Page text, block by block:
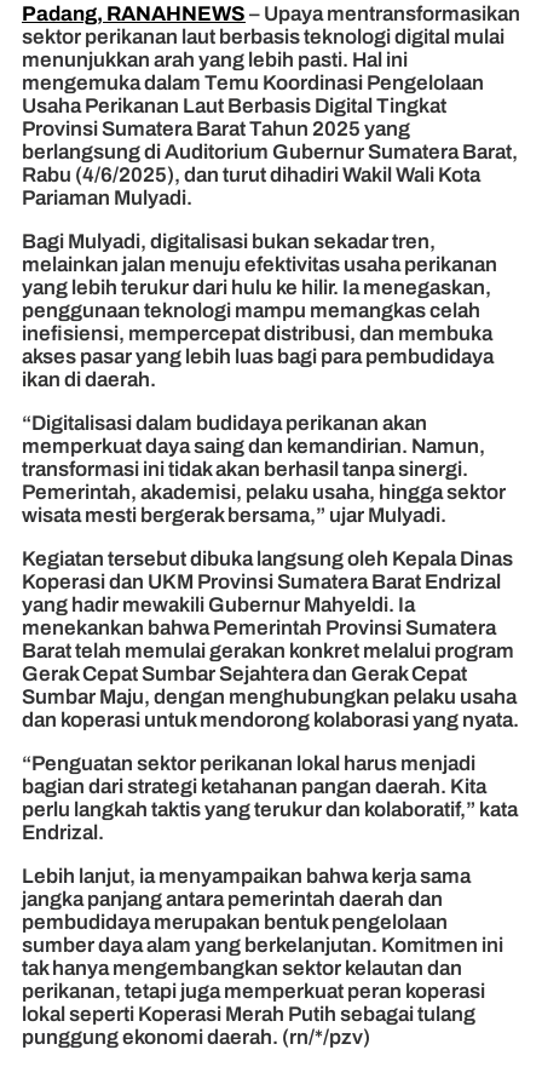
Padang, RANAHNEWS – Upaya mentransformasikan
sektor perikanan laut berbasis teknologi digital mulai
menunjukkan arah yang lebih pasti. Hal ini
mengemuka dalam Temu Koordinasi Pengelolaan
Usaha Perikanan Laut Berbasis Digital Tingkat
Provinsi Sumatera Barat Tahun 2025 yang
berlangsung di Auditorium Gubernur Sumatera Barat,
Rabu (4/6/2025), dan turut dihadiri Wakil Wali Kota
Pariaman Mulyadi.
Bagi Mulyadi, digitalisasi bukan sekadar tren,
melainkan jalan menuju efektivitas usaha perikanan
yang lebih terukur dari hulu ke hilir. Ia menegaskan,
penggunaan teknologi mampu memangkas celah
inefisiensi, mempercepat distribusi, dan membuka
akses pasar yang lebih luas bagi para pembudidaya
ikan di daerah.
“Digitalisasi dalam budidaya perikanan akan
memperkuat daya saing dan kemandirian. Namun,
transformasi ini tidak akan berhasil tanpa sinergi.
Pemerintah, akademisi, pelaku usaha, hingga sektor
wisata mesti bergerak bersama,” ujar Mulyadi.
Kegiatan tersebut dibuka langsung oleh Kepala Dinas
Koperasi dan UKM Provinsi Sumatera Barat Endrizal
yang hadir mewakili Gubernur Mahyeldi. Ia
menekankan bahwa Pemerintah Provinsi Sumatera
Barat telah memulai gerakan konkret melalui program
Gerak Cepat Sumbar Sejahtera dan Gerak Cepat
Sumbar Maju, dengan menghubungkan pelaku usaha
dan koperasi untuk mendorong kolaborasi yang nyata.
“Penguatan sektor perikanan lokal harus menjadi
bagian dari strategi ketahanan pangan daerah. Kita
perlu langkah taktis yang terukur dan kolaboratif,” kata
Endrizal.
Lebih lanjut, ia menyampaikan bahwa kerja sama
jangka panjang antara pemerintah daerah dan
pembudidaya merupakan bentuk pengelolaan
sumber daya alam yang berkelanjutan. Komitmen ini
tak hanya mengembangkan sektor kelautan dan
perikanan, tetapi juga memperkuat peran koperasi
lokal seperti Koperasi Merah Putih sebagai tulang
punggung ekonomi daerah. (rn/*/pzv)